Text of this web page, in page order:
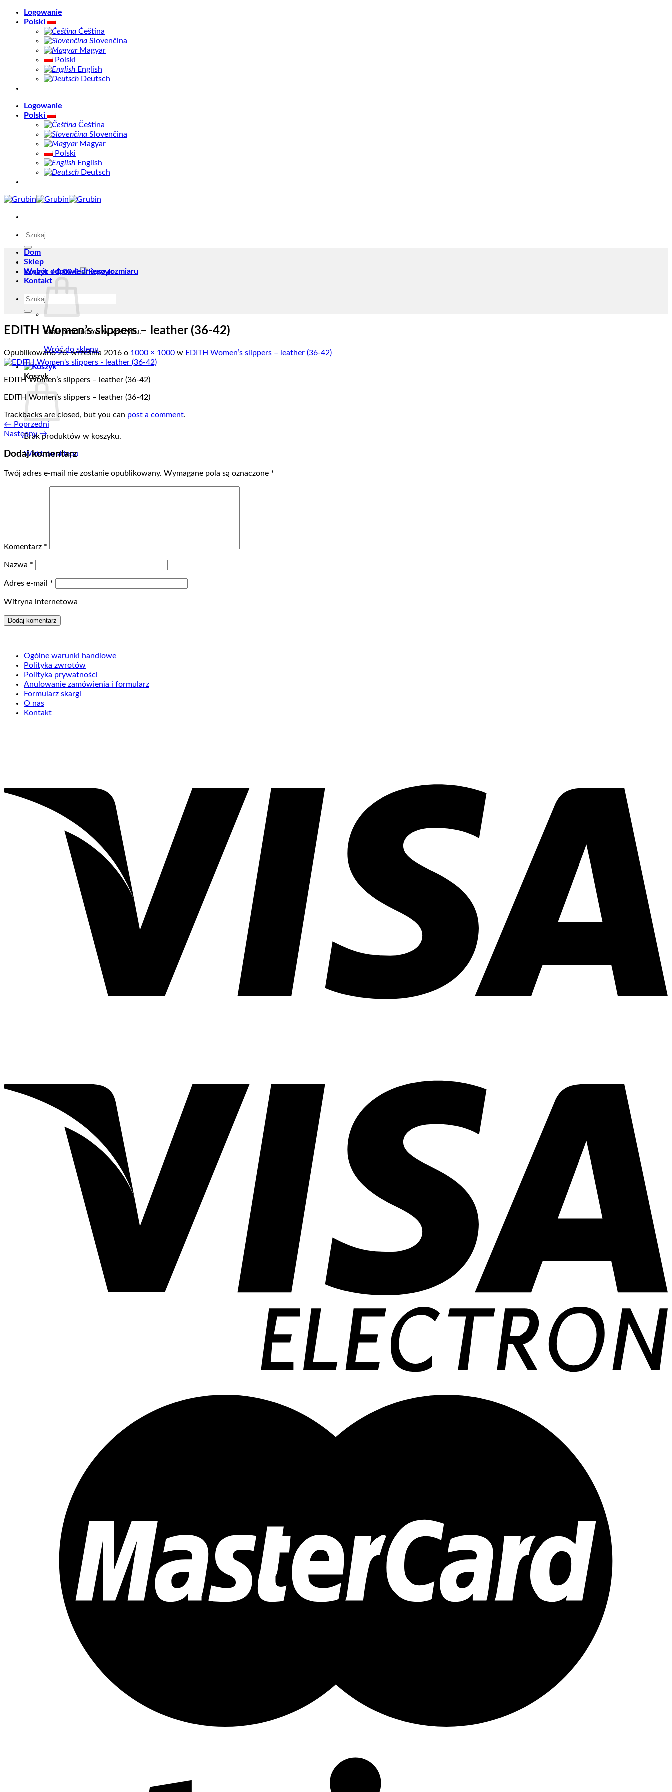
Skip
Logowanie
Polski
Čeština
Slovenčina
Magyar
Polski
English
Deutsch
Logowanie
Polski
Čeština
Slovenčina
Magyar
Polski
English
Deutsch
Szukaj:
Koszyk /0,00€
Brak produktów w koszyku.
Wróć do sklepu
Koszyk
Brak produktów w koszyku.
Wróć do sklepu
Dom
Sklep
Wybór odpowiedniego rozmiaru
Kontakt
Szukaj:
EDITH Women’s slippers – leather (36-42)
Opublikowano26. września 2016 o 1000 × 1000 w EDITH Women’s slippers – leather (36-42)
EDITH Women’s slippers – leather (36-42)
EDITH Women’s slippers – leather (36-42)
Trackbacks are closed, but you can post a comment.
← Poprzedni
Następny→
Dodaj komentarz
Twój adres e-mail nie zostanie opublikowany. Wymagane pola są oznaczone *
Komentarz *
Nazwa *
Adres e-mail *
Witryna internetowa
Ogólne warunki handlowe
Polityka zwrotów
Polityka prywatności
Anulowanie zamówienia i formularz
Formularz skargi
O nas
Kontakt